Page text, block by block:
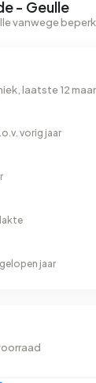
- Geulle
vanwege
laatste 12
vorig jaar
jaar